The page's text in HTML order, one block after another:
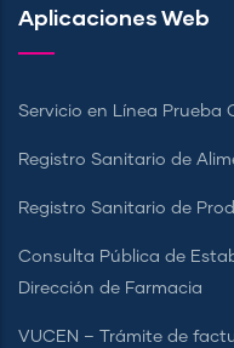
Aplicaciones Web
Servicio en Línea Prueba
Registro Sanitario de
Registro Sanitario de
Consulta Pública de
Dirección de Farmacia
VUCEN – Trámite de